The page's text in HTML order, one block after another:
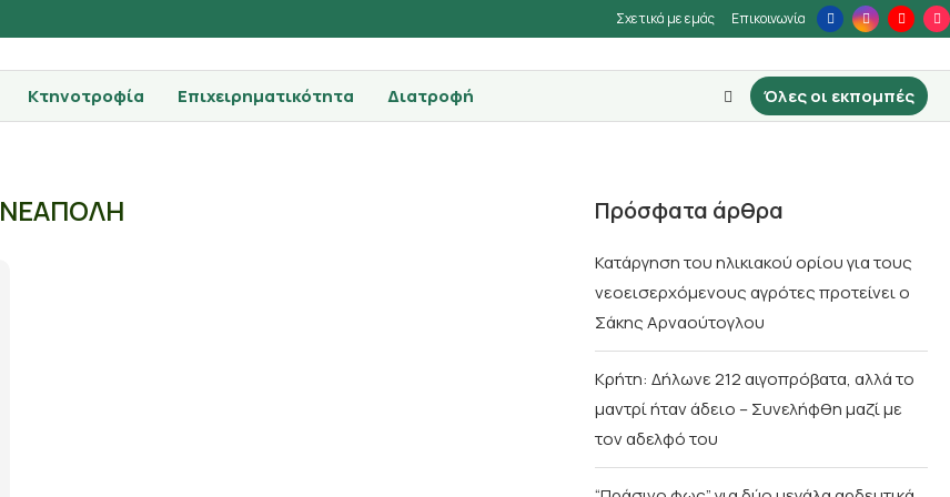
Σχετικά με εμάς Επικοινωνία
Κτηνοτροφία Επιχειρηματικότητα Διατροφή Όλες οι εκπομπές
ΝΕΑΠΟΛΗ Πρόσφατα άρθρα
Κατάργηση του ηλικιακού ορίου για τους
νεοεισερχόμενους αγρότες προτείνει ο
Σάκης Αρναούτογλου
Κρήτη: Δήλωνε 212 αιγοπρόβατα, αλλά το
μαντρί ήταν άδειο – Συνελήφθη μαζί με
τον αδελφό του